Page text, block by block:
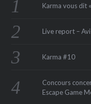
Karma vous dit
Live report –
Karma #10
Concours
Escape Game